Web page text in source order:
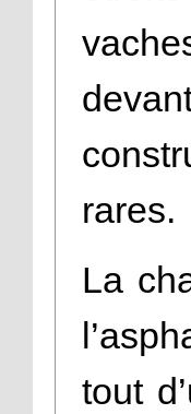
rares.
La
tout